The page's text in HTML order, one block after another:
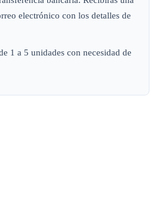
electrónico con los detalles de
1 a 5 unidades con necesidad de